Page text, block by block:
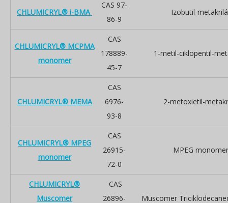
CHLUMICRYL® i-BMA
CAS 97-
86-9
Izobutil-
CHLUMICRYL® MCPMA
monomer
CAS
178889-
45-7
1-metil-ciklopentil-
CHLUMICRYL® MEMA
CAS
6976-
93-8
2-metoxietil-
CHLUMICRYL® MPEG
monomer
CAS
26915-
72-0
MPEG monomer
CHLUMICRYL®
Muscomer
CAS
26896-
Muscomer